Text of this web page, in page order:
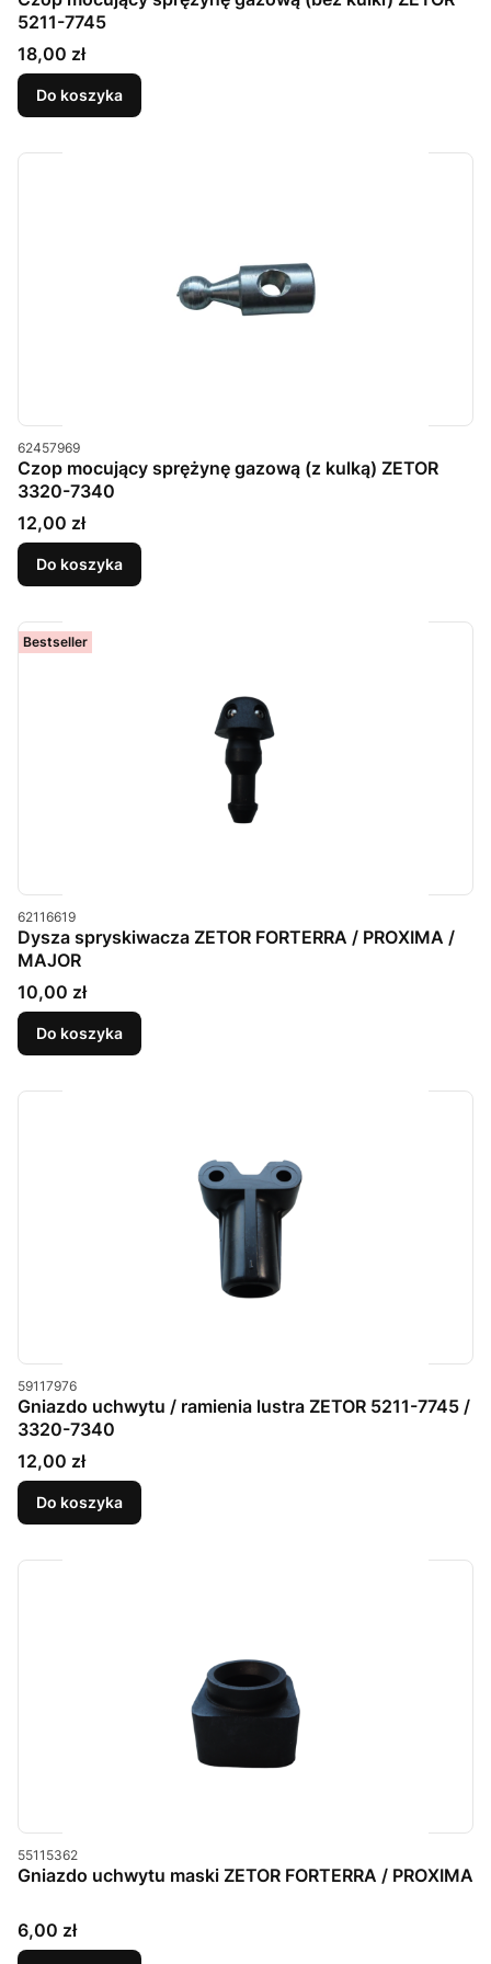
5211-7745
Cena
18,00 zł
Do koszyka
Kod produktu
62457969
Czop mocujący sprężynę gazową (z kulką) ZETOR
3320-7340
Cena
12,00 zł
Do koszyka
Bestseller
Kod produktu
62116619
Dysza spryskiwacza ZETOR FORTERRA / PROXIMA /
MAJOR
Cena
10,00 zł
Do koszyka
Kod produktu
59117976
Gniazdo uchwytu / ramienia lustra ZETOR 5211-7745 /
3320-7340
Cena
12,00 zł
Do koszyka
Kod produktu
55115362
Gniazdo uchwytu maski ZETOR FORTERRA / PROXIMA
Cena
6,00 zł